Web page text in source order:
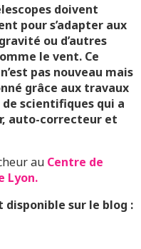
doivent
pour s’adapter aux
ou d’autres
le vent. Ce
pas nouveau mais
grâce aux travaux
scientifiques qui a
auto-correcteur et
au Centre de
Lyon.
disponible sur le blog :